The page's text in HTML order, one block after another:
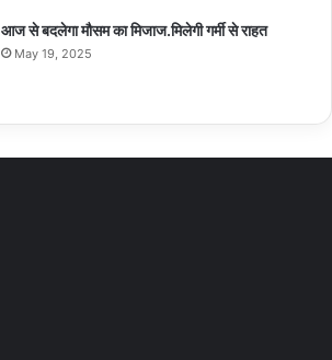
आज से बदलेगा मौसम का मिजाज.मिलेगी गर्मी से राहत
May 19, 2025